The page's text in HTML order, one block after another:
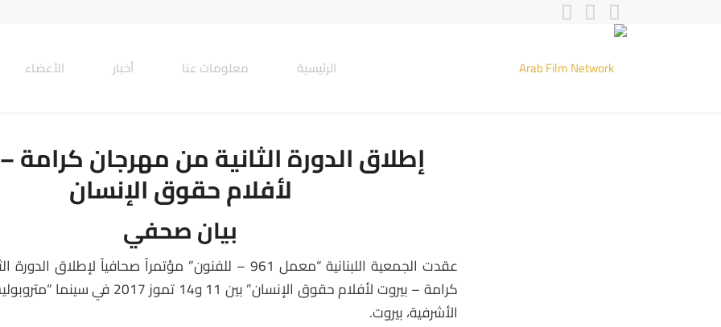
الرئيسية معلومات عنا أخبار الأعضاء
إطلاق الدورة الثانية من مهرجان كرامة
لأفلام حقوق الإنسان
بيان صحفي
عقدت الجمعية اللبنانية “معمل 961 – للفنون” مؤتمراً صحافياً
كرامة – بيروت لأفلام حقوق الإنسان” بين 11
الأشرفية، بيروت.